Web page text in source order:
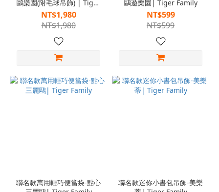
鷗樂園(附毛球吊飾) | Tiger
Family
NT$1,980
NT$1,980
鷗遊樂園| Tiger Family
NT$599
NT$599
聯名款萬用輕巧便當袋-點心
聯名款迷你小書包吊飾-美樂